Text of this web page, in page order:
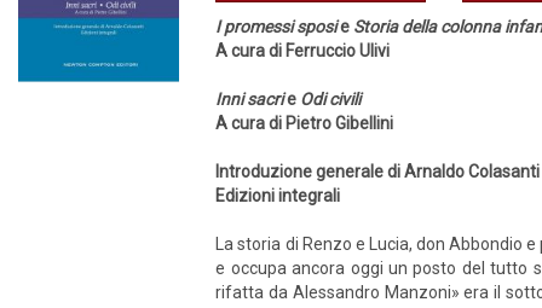
I promessi sposie Storia della colonna
A cura di Ferruccio Ulivi
Inni sacrie Odi civili
A cura di Pietro Gibellini
Introduzione generale di Arnaldo Colasanti
Edizioni integrali
La storia di Renzo e Lucia, don Abbondio
e occupa ancora oggi un posto del tutto
rifatta da Alessandro Manzoni» era il